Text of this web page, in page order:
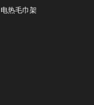
电热毛巾架